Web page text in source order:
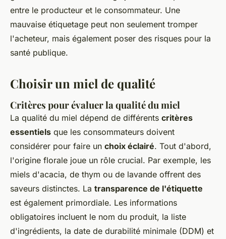
entre le producteur et le consommateur. Une
mauvaise étiquetage peut non seulement tromper
l'acheteur, mais également poser des risques pour la
santé publique.
Choisir un miel de qualité
Critères pour évaluer la qualité du miel
La qualité du miel dépend de différents critères
essentiels que les consommateurs doivent
considérer pour faire un choix éclairé. Tout d'abord,
l'origine florale joue un rôle crucial. Par exemple, les
miels d'acacia, de thym ou de lavande offrent des
saveurs distinctes. La transparence de l'étiquette
est également primordiale. Les informations
obligatoires incluent le nom du produit, la liste
d'ingrédients, la date de durabilité minimale (DDM) et